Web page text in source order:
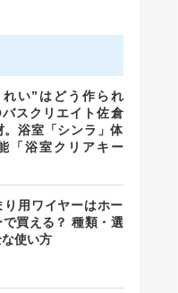
い”はどう作られ
スクリエイト佐倉
。浴室「シンラ」体
「浴室クリアキー
り用ワイヤーはホー
で買える？ 種類・選
使い方